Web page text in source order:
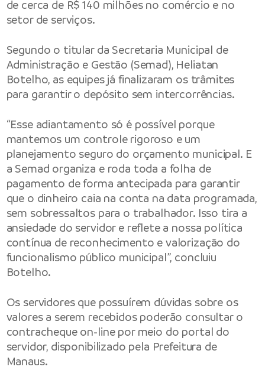
de cerca de R$ 140 milhões no comércio e no
setor de serviços.
Segundo o titular da Secretaria Municipal de
Administração e Gestão (Semad), Heliatan
Botelho, as equipes já finalizaram os trâmites
para garantir o depósito sem intercorrências.
“Esse adiantamento só é possível porque
mantemos um controle rigoroso e um
planejamento seguro do orçamento municipal. E
a Semad organiza e roda toda a folha de
pagamento de forma antecipada para garantir
que o dinheiro caia na conta na data programada,
sem sobressaltos para o trabalhador. Isso tira a
ansiedade do servidor e reflete a nossa política
contínua de reconhecimento e valorização do
funcionalismo público municipal”, concluiu
Botelho.
Os servidores que possuírem dúvidas sobre os
valores a serem recebidos poderão consultar o
contracheque on-line por meio do portal do
servidor, disponibilizado pela Prefeitura de
Manaus.